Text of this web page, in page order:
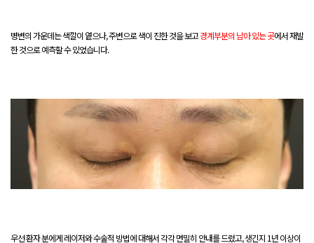
병변의 가운데는 색깔이 옅으나, 주변으로 색이 진한 것을 보고경계부분의 남아 있는 곳에서 재발
한 것으로 예측할 수 있었습니다.
우선 환자 분에게 레이저와 수술적 방법에 대해서 각각 면밀히 안내를 드렸고, 생긴지 1년 이상이